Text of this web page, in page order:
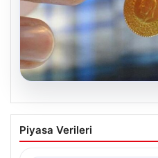
05.08.2026
Altın fiyatları canlı
fiyatları ne kadar
Piyasa Verileri